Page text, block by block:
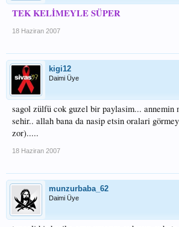
TEK KELİMEYLE SÜPER
18 Haziran 2007
kigi12
Daimi Üye
sagol zülfü cok guzel bir paylasim... annemin
sehir.. allah bana da nasip etsin oralari
zor).....
18 Haziran 2007
munzurbaba_62
Daimi Üye